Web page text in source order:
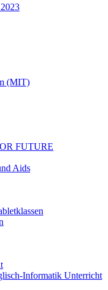
(MIT)
FUTURE
Aids
Informatik Unterricht